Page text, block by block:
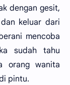
dengan gesit,
keluar dari
mencoba
sudah tahu
orang wanita
pintu.